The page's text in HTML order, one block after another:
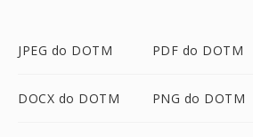
JPEG do DOTM PDF do DOTM
DOCX do DOTM PNG do DOTM